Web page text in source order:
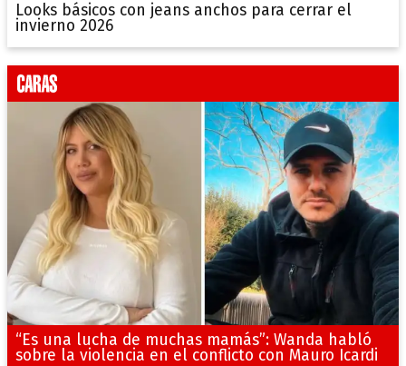
Looks básicos con jeans anchos para cerrar el
invierno 2026
“Es una lucha de muchas mamás”: Wanda habló
sobre la violencia en el conflicto con Mauro Icardi